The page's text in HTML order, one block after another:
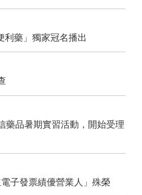
利藥」獨家冠名播出
藥品暑期實習活動，開始受理
子發票績優營業人」殊榮